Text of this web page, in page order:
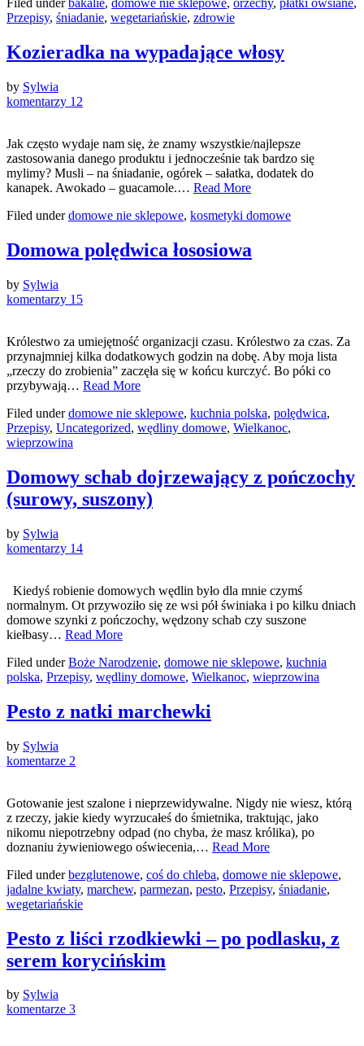
Filed under bakalie, domowe nie sklepowe, orzechy, płatki owsiane,
Przepisy, śniadanie, wegetariańskie, zdrowie
Kozieradka na wypadające włosy
by Sylwia
komentarzy 12
Jak często wydaje nam się, że znamy wszystkie/najlepsze
zastosowania danego produktu i jednocześnie tak bardzo się
mylimy? Musli – na śniadanie, ogórek – sałatka, dodatek do
kanapek. Awokado – guacamole.… Read More
Filed underdomowe nie sklepowe, kosmetyki domowe
Domowa polędwica łososiowa
by Sylwia
komentarzy 15
Królestwo za umiejętność organizacji czasu. Królestwo za czas. Za
przynajmniej kilka dodatkowych godzin na dobę. Aby moja lista
„rzeczy do zrobienia” zaczęła się w końcu kurczyć. Bo póki co
przybywają… Read More
Filed underdomowe nie sklepowe, kuchnia polska, polędwica,
Przepisy, Uncategorized, wędliny domowe, Wielkanoc,
wieprzowina
Domowy schab dojrzewający z pończochy
(surowy, suszony)
by Sylwia
komentarzy 14
Kiedyś robienie domowych wędlin było dla mnie czymś
normalnym. Ot przywoziło się ze wsi pół świniaka i po kilku dniach
domowe szynki z pończochy, wędzony schab czy suszone
kiełbasy… Read More
Filed underBoże Narodzenie, domowe nie sklepowe, kuchnia
polska, Przepisy, wędliny domowe, Wielkanoc, wieprzowina
Pesto z natki marchewki
by Sylwia
komentarze 2
Gotowanie jest szalone i nieprzewidywalne. Nigdy nie wiesz, którą
z rzeczy, jakie kiedy wyrzucałeś do śmietnika, traktując, jako
nikomu niepotrzebny odpad (no chyba, że masz królika), po
doznaniu żywieniowego oświecenia,… Read More
Filed underbezglutenowe, coś do chleba, domowe nie sklepowe,
jadalne kwiaty, marchew, parmezan, pesto, Przepisy, śniadanie,
wegetariańskie
Pesto z liści rzodkiewki – po podlasku, z
serem korycińskim
by Sylwia
komentarze 3